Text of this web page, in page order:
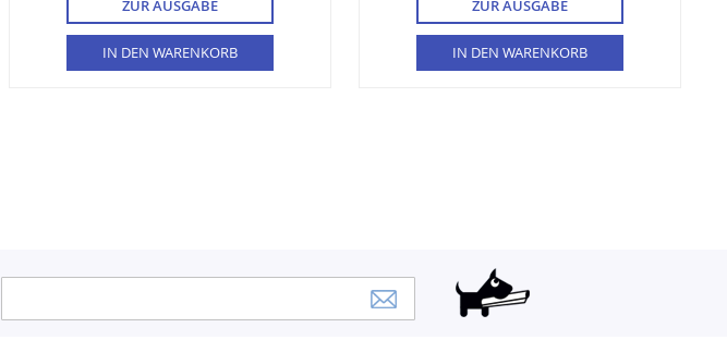
ZUR AUSGABE
IN DEN WARENKORB
ZUR AUSGABE
IN DEN WARENKORB
Newsletter: